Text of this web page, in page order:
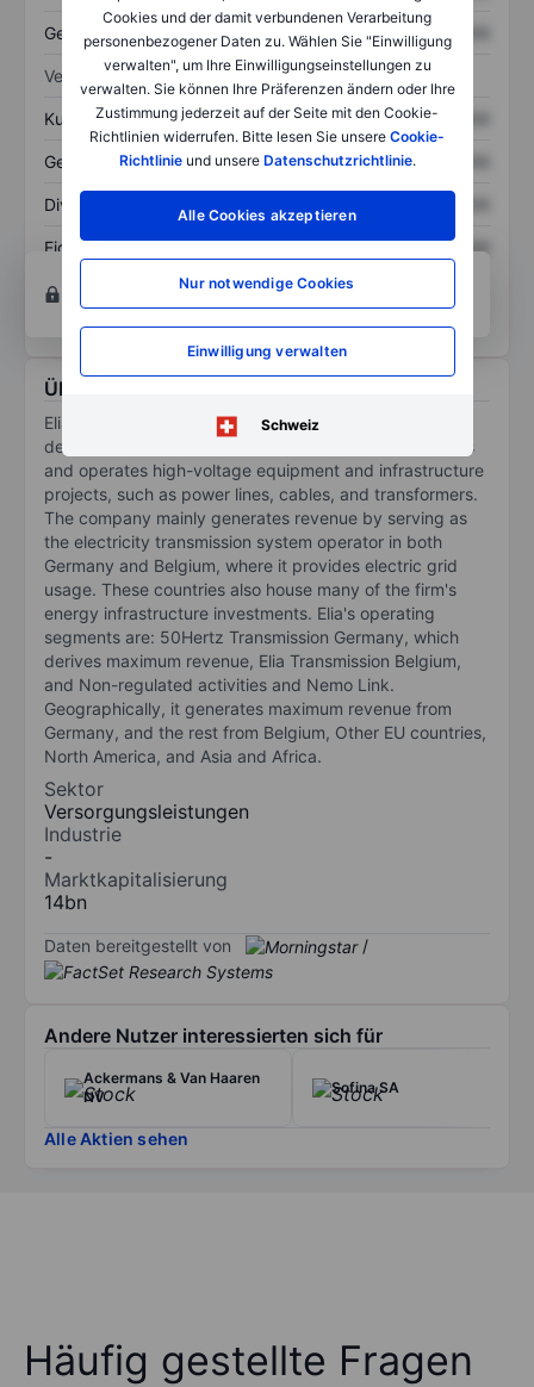
Cookies und der damit verbundenen Verarbeitung
personenbezogener Daten zu. Wählen Sie "Einwilligung
verwalten", um Ihre Einwilligungseinstellungen zu
verwalten. Sie können Ihre Präferenzen ändern oder Ihre
Zustimmung jederzeit auf der Seite mit den Cookie-
Richtlinien widerrufen. Bitte lesen Sie unsere Cookie-
Richtlinieund unsere Datenschutzrichtlinie.
Alle Cookies akzeptieren
Nur notwendige Cookies
Einwilligung verwalten
Schweiz
Gesamtschulden XXXXXXX XXXXXXX
Verhältnisse
Kurs/Umsatz XXXXXXX XXXXXXX
Gewinn je Aktie XXXXXXX XXXXXXX
Dividende je Aktie
Eigenkapitalrendite XXXXXXX
XXXXXXX
Konto eröffnenum Zugriff auf mehr Diagramm-
und Analyse-Tools zu erhalten.
Über Elia Group SA/NV
Elia Group SA/NV is a utility company that owns and
develops electric grids in Central Europe. Elia maintains
and operates high-voltage equipment and infrastructure
projects, such as power lines, cables, and transformers.
The company mainly generates revenue by serving as
the electricity transmission system operator in both
Germany and Belgium, where it provides electric grid
usage. These countries also house many of the firm's
energy infrastructure investments. Elia's operating
segments are: 50Hertz Transmission Germany, which
derives maximum revenue, Elia Transmission Belgium,
and Non-regulated activities and Nemo Link.
Geographically, it generates maximum revenue from
Germany, and the rest from Belgium, Other EU countries,
North America, and Asia and Africa.
Sektor
Versorgungsleistungen
Industrie
-
Marktkapitalisierung
14bn
Daten bereitgestellt von /
Andere Nutzer interessierten sich für
Ackermans & Van Haaren
NV
Sofina SA
Alle Aktien sehen
Häufig gestellte Fragen